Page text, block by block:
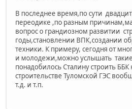
В последнее время,по сути
переодике ,по разным
вопрос о грандиозном развитии
годы,становлении ВПК,создании
техники. К примеру, сегодня от
и молодежи,можно услышать
понадобилось Сталину строить ББК
строительстве Туломской ГЭС
т.д. и т.п.